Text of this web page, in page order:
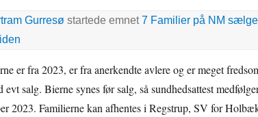
Gurresø startede emnet7 Familier på NM
er fra 2023, er fra anerkendte avlere og er meget
evt salg. Bierne synes før salg, så sundhedsattest
2023. Familierne kan afhentes i Regstrup, SV for